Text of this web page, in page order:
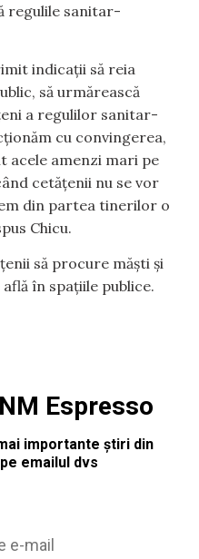
regulile sanitar-
indicații să reia
să urmărească
a regulilor sanitar-
cu convingerea,
acele amenzi mari pe
cetățenii nu se vor
din partea tinerilor o
Chicu.
să procure măști și
în spațiile publice.
Espresso
importante știri din
emailul dvs